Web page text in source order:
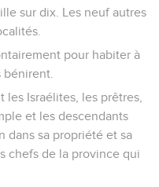
sur dix. Les neuf autres
pour habiter à
bénirent.
les Israélites, les prêtres,
et les descendants
dans sa propriété et sa
chefs de la province qui